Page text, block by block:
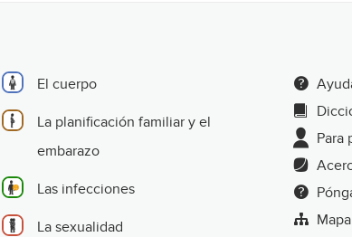
El cuerpo
La planificación familiar y el
embarazo
Las infecciones
La sexualidad
Para